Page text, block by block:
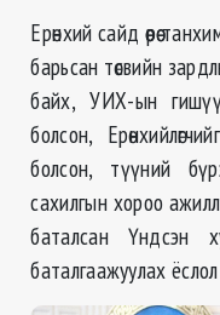
Ерөнхий сайд өөрөө
барьсан төсвийн
байх, УИХ-ын
болсон,
болсон, түүний
сахилгын хороо
баталсан Үндсэн
баталгаажуулах ёслол